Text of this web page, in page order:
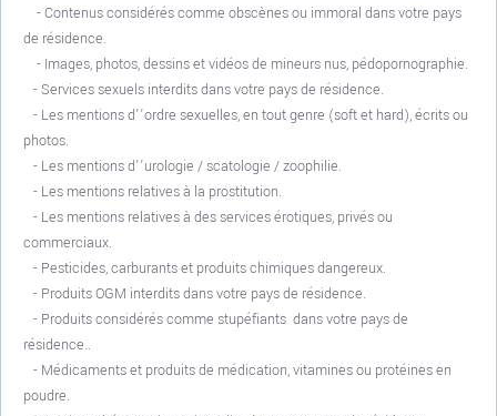
- Contenus considérés comme obscènes ou immoral dans votre pays
de résidence.
- Images, photos, dessins et vidéos de mineurs nus, pédopornographie.
- Services sexuels interdits dans votre pays de résidence.
- Les mentions d'’ordre sexuelles, en tout genre (soft et hard), écrits ou
photos.
- Les mentions d'’urologie / scatologie / zoophilie.
- Les mentions relatives à la prostitution.
- Les mentions relatives à des services érotiques, privés ou
commerciaux.
- Pesticides, carburants et produits chimiques dangereux.
- Produits OGM interdits dans votre pays de résidence.
- Produits considérés comme stupéfiants dans votre pays de
résidence..
- Médicaments et produits de médication, vitamines ou protéines en
poudre.